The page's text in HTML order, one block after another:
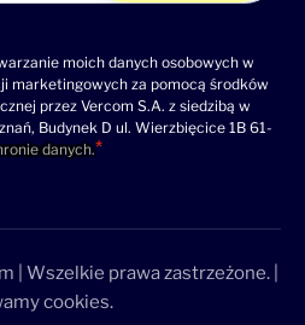
moich danych osobowych w
marketingowych za pomocą środków
przez Vercom S.A. z siedzibą w
Budynek D ul. Wierzbięcice 1B 61-
danych.
YouTube
YouTube
| Wszelkie prawa zastrzeżone. |
cookies.